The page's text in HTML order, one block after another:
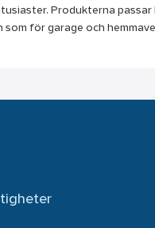
Produkterna passar
som för garage och